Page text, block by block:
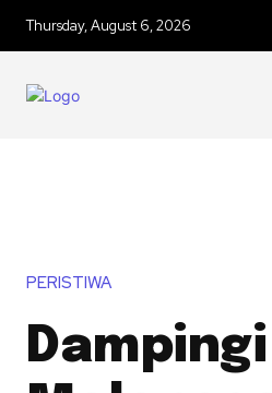
Thursday, August 6, 2026
PERISTIWA